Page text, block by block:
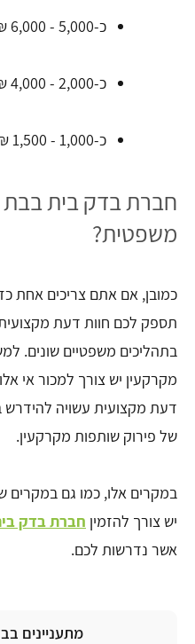
כ-5,000 - 6,000 ₪ בגין בדיקת בניין 4 קומות.
כ-2,000 - 4,000 ₪ לבדיקת שלד בית פרטי.
כ-1,000 - 1,500 ₪ עבור בדיקת רטיבות ואיטום.
חברת בדק בית בבת
משפטית?
כמובן, אם אתם צריכים אחת
תספק לכם חוות דעת
בתהליכים משפטיים שונים.
מקרקעין יש צורך למכור אי
דעת מקצועית עשויה
של פירוק שותפות מקרקעין.
במקרים אלו, כמו גם במקרים של
יש צורך להזמין חברת בדק
אשר נדרשות לכם.
מתעניינים